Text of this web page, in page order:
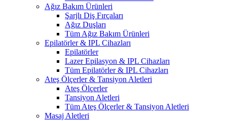
Ağız Bakım Ürünleri
Şarjlı Diş Fırçaları
Ağız Duşları
Tüm Ağız Bakım Ürünleri
Epilatörler & IPL Cihazları
Epilatörler
Lazer Epilasyon & IPL Cihazları
Tüm Epilatörler & IPL Cihazları
Ateş Ölçerler & Tansiyon Aletleri
Ateş Ölçerler
Tansiyon Aletleri
Tüm Ateş Ölçerler & Tansiyon Aletleri
Masaj Aletleri